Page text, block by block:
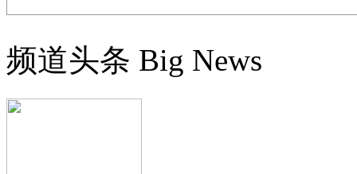
频道头条 Big News